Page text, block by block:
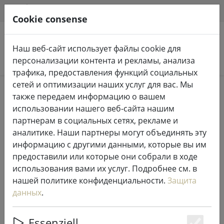
Поиск продуктов
Home Жизнь Аксессуары для дома
Фоторамка KJ Collection
алюминий/стекло 15 x 10 см
Cookie consense
Наш веб-сайт использует файлы cookie для
персонализации контента и рекламы, анализа
трафика, предоставления функций социальных
сетей и оптимизации наших услуг для вас. Мы
также передаем информацию о вашем
использовании нашего веб-сайта нашим
партнерам в социальных сетях, рекламе и
аналитике. Наши партнеры могут объединять эту
информацию с другими данными, которые вы им
предоставили или которые они собрали в ходе
использования вами их услуг. Подробнее см. в
нашей политике конфиденциальности. Защита
данных.